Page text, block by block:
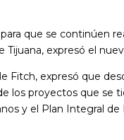
que se continúen
expresó el
Fitch, expresó que
los proyectos que se
y el Plan Integral de